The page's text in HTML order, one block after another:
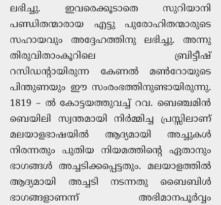
ലഭിച്ചു. ഇവരെക്കൂടാതെ സുറിയാനി
പണ്ഡിതന്മാരായ എട്ടു പുരോഹിതന്മാരുടെ
സഹായവും അദ്ദേഹത്തിനു ലഭിച്ചു. അന്നു
തിരുവിതാംകൂറിലെ ബ്രിട്ടീഷ്
റസിഡന്റായിരുന്ന കേണൽ മൺ‌റോയുടെ
പിന്തുണയും ഈ സംരംഭത്തിനുണ്ടായിരുന്നു.
1819 – ല്‍ കോട്ടയത്തുവച്ച് റവ. ബെഞ്ചമിന്‍
ബെയിലി സ്വന്തമായി നിര്‍മ്മിച്ച പ്രസ്സിലാണ്
മലയാളഭാഷയില്‍ ആദ്യമായി അച്ചുകള്‍
നിരന്നതും പുതിയ നിയമത്തിന്റെ ഏതാനും
ഭാഗങ്ങള്‍ അച്ചടിക്കപ്പെട്ടതും. മലയാളത്തില്‍
ആദ്യമായി അച്ചടി നടന്നതു ബൈബിള്‍
ഭാഗങ്ങളാണന്ന്‍ അഭിമാനപൂര്‍വ്വം